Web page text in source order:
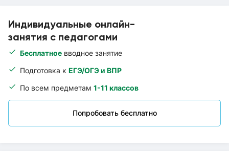
Индивидуальные онлайн-
занятия с педагогами
Бесплатное вводное занятие
Подготовка к ЕГЭ/ОГЭ и ВПР
По всем предметам 1-11 классов
Попробовать бесплатно